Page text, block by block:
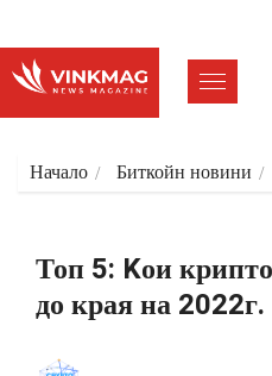
Начало Биткойн новини
Топ 5: Kои
до края на 2022г.